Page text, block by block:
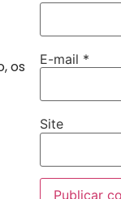
os
E-mail *
Site